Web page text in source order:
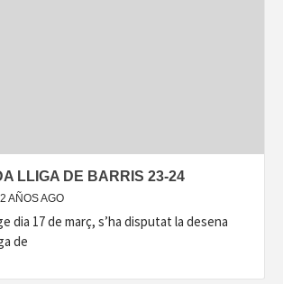
LLIGA DE BARRIS 23-24
2 AÑOS AGO
dia 17 de març, s’ha disputat la desena
de